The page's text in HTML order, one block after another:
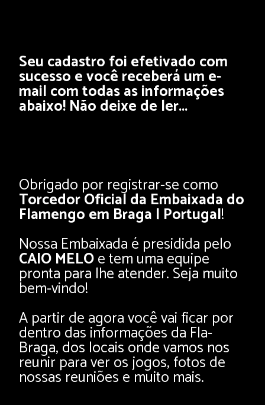
Seu cadastro foi efetivado com
sucesso e você receberá um e-
mail com todas as informações
abaixo! Não deixe de ler...
Obrigado por registrar-se como
Torcedor Oficial da Embaixada do
Flamengo em Braga | Portugal!
Nossa Embaixada é presidida pelo
CAIO MELOe tem uma equipe
pronta para lhe atender. Seja muito
bem-vindo!
A partir de agora você vai ficar por
dentro das informações da Fla-
Braga, dos locais onde vamos nos
reunir para ver os jogos, fotos de
nossas reuniões e muito mais.